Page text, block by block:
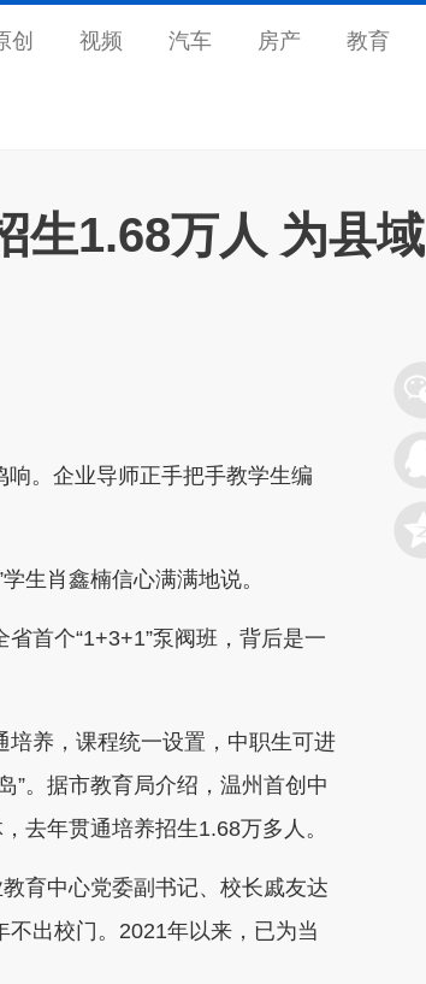
创 视频 汽车 房产 教育
生1.68万人 为县域
。企业导师正手把手教学生编
生肖鑫楠信心满满地说。
首个“1+3+1”泵阀班，背后是一
养，课程统一设置，中职生可进
。据市教育局介绍，温州首创中
去年贯通培养招生1.68万多人。
育中心党委副书记、校长戚友达
出校门。2021年以来，已为当